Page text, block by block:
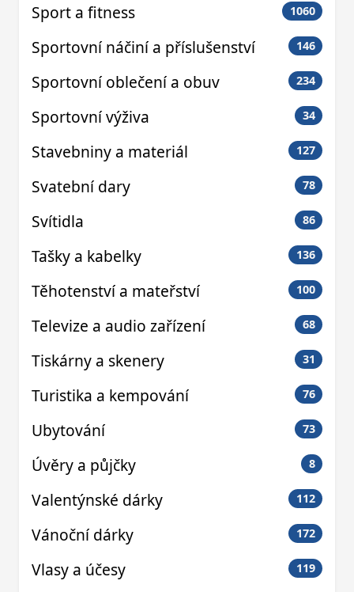
Sport a fitness 1060
Sportovní náčiní a příslušenství 146
Sportovní oblečení a obuv 234
Sportovní výživa 34
Stavebniny a materiál 127
Svatební dary 78
Svítidla 86
Tašky a kabelky 136
Těhotenství a mateřství 100
Televize a audio zařízení 68
Tiskárny a skenery 31
Turistika a kempování 76
Ubytování 73
Úvěry a půjčky 8
Valentýnské dárky 112
Vánoční dárky 172
Vlasy a účesy 119